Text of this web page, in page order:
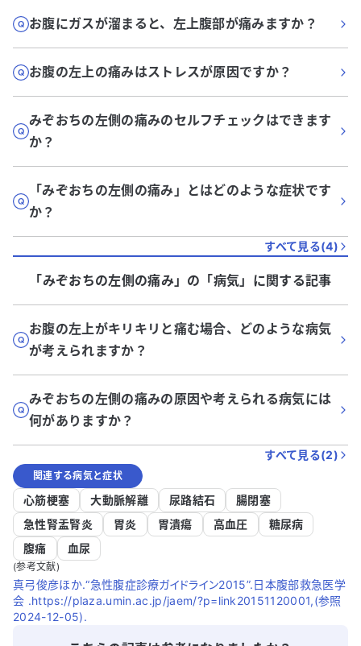
お腹にガスが溜まると、左上腹部が痛みますか？
お腹の左上の痛みはストレスが原因ですか？
みぞおちの左側の痛みのセルフチェックはできます
か？
「みぞおちの左側の痛み」とはどのような症状です
か？
すべて見る(4)
「みぞおちの左側の痛み」 の「病気」に関する記事
お腹の左上がキリキリと痛む場合、どのような病気
が考えられますか？
みぞおちの左側の痛みの原因や考えられる病気には
何がありますか？
すべて見る(2)
関連する病気と症状
心筋梗塞 大動脈解離 尿路結石
腸閉塞
急性腎盂腎炎
胃炎 胃潰瘍 高血圧
糖尿病
腹痛
血尿
(参考文献)
真弓俊彦ほか.“急性腹症診療ガイドライン2015”.日本腹部救急医学
会 .https://plaza.umin.ac.jp/jaem/?p=link20151120001,(参照
2024-12-05).